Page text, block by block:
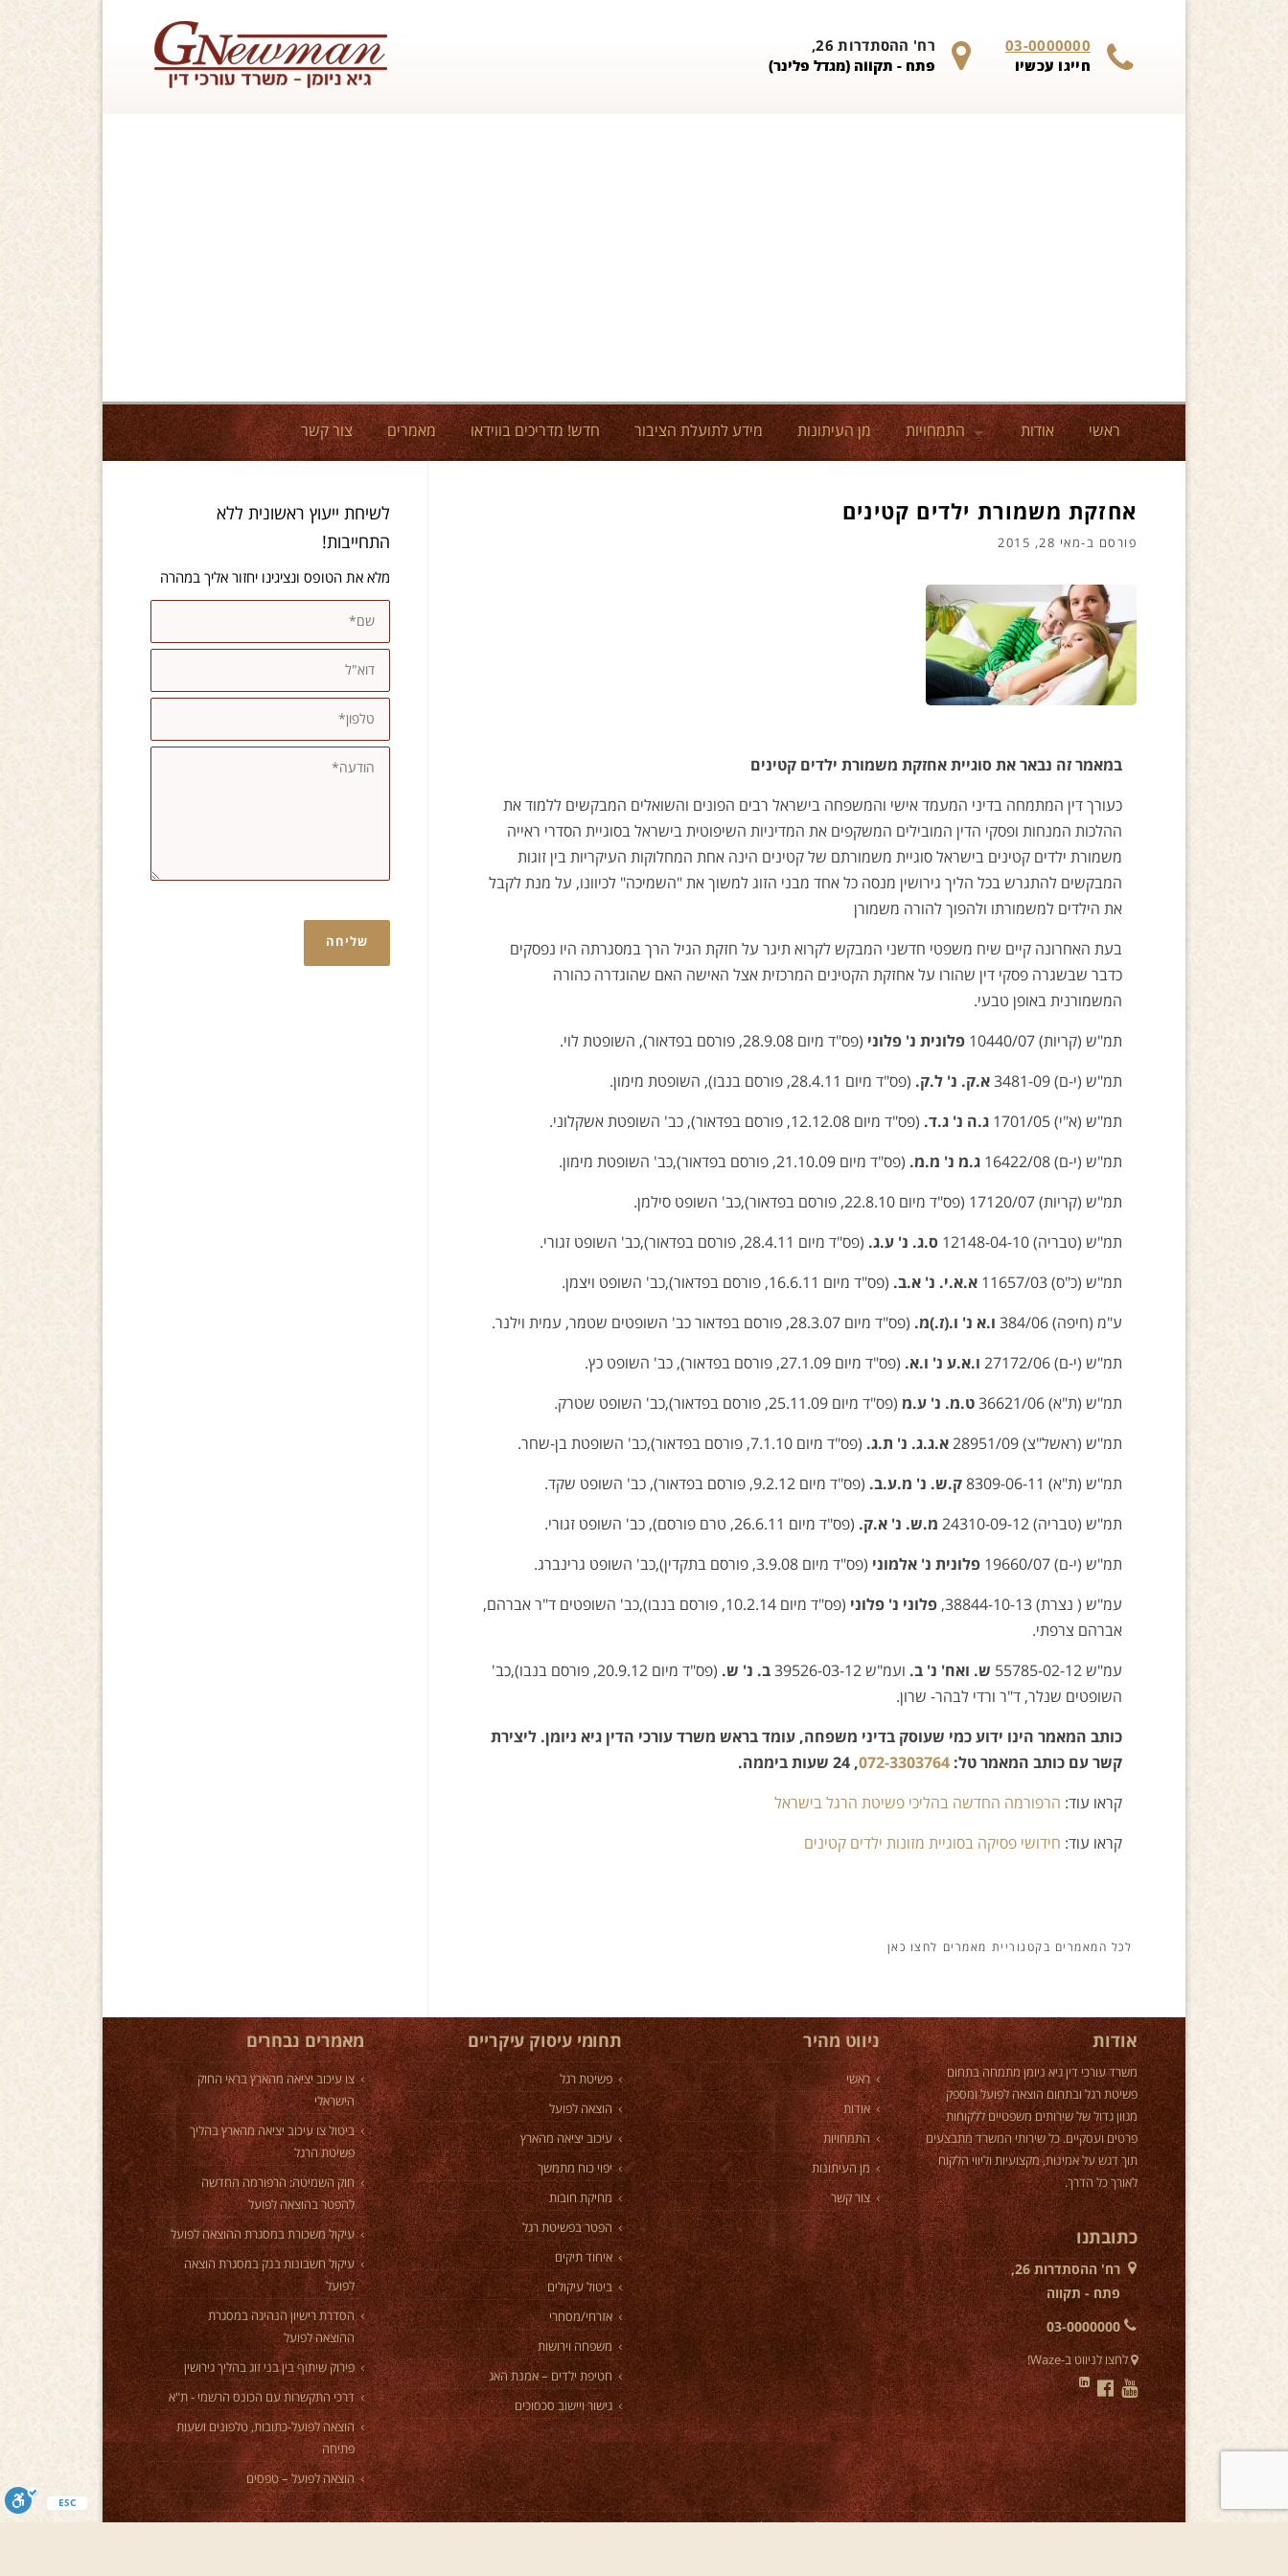
רח' ההסתדרות 26,
פתח - תקווה (מגדל פלינר)
03-0000000
חייגו עכשיו
ראשי אודות התמחויות מן העיתונות מידע לתועלת הציבור חדש! מדריכים בווידאו מאמרים צור קשר
אחזקת משמורת ילדים קטינים
פורסם ב-מאי 28, 2015
במאמר זה נבאר את סוגיית אחזקת משמורת ילדים קטינים
כעורך דין המתמחה בדיני המעמד אישי והמשפחה בישראל רבים הפונים והשואלים המבקשים ללמוד את
ההלכות המנחות ופסקי הדין המובילים המשקפים את המדיניות השיפוטית בישראל בסוגיית הסדרי ראייה
משמורת ילדים קטינים בישראל סוגיית משמורתם של קטינים הינה אחת המחלוקות העיקריות בין זוגות
המבקשים להתגרש בכל הליך גירושין מנסה כל אחד מבני הזוג למשוך את "השמיכה" לכיוונו, על מנת לקבל
את הילדים למשמורתו ולהפוך להורה משמורן
בעת האחרונה קיים שיח משפטי חדשני המבקש לקרוא תיגר על חזקת הגיל הרך במסגרתה היו נפסקים
כדבר שבשגרה פסקי דין שהורו על אחזקת הקטינים המרכזית אצל האישה האם שהוגדרה כהורה
המשמורנית באופן טבעי.
תמ"ש (קריות) 10440/07 פלונית נ' פלוני (פס"ד מיום 28.9.08, פורסם בפדאור), השופטת לוי.
תמ"ש (י-ם) 3481-09 א.ק. נ' ל.ק. (פס"ד מיום 28.4.11, פורסם בנבו), השופטת מימון.
תמ"ש (א"י) 1701/05 ג.ה נ' ג.ד. (פס"ד מיום 12.12.08, פורסם בפדאור), כב' השופטת אשקלוני.
תמ"ש (י-ם) 16422/08 ג.מ נ' מ.מ. (פס"ד מיום 21.10.09, פורסם בפדאור),כב' השופטת מימון.
תמ"ש (קריות) 17120/07 (פס"ד מיום 22.8.10, פורסם בפדאור),כב' השופט סילמן.
תמ"ש (טבריה) 12148-04-10 ס.ג. נ' ע.ג. (פס"ד מיום 28.4.11, פורסם בפדאור),כב' השופט זגורי.
תמ"ש (כ"ס) 11657/03 א.א.י. נ' א.ב. (פס"ד מיום 16.6.11, פורסם בפדאור),כב' השופט ויצמן.
ע"מ (חיפה) 384/06 ו.א נ' ו.(ז.)מ. (פס"ד מיום 28.3.07, פורסם בפדאור כב' השופטים שטמר, עמית וילנר.
תמ"ש (י-ם) 27172/06 ו.א.ע נ' ו.א. (פס"ד מיום 27.1.09, פורסם בפדאור), כב' השופט כץ.
תמ"ש (ת"א) 36621/06 ט.מ. נ' ע.מ (פס"ד מיום 25.11.09, פורסם בפדאור),כב' השופט שטרק.
תמ"ש (ראשל"צ) 28951/09 א.ג.ג. נ' ת.ג. (פס"ד מיום 7.1.10, פורסם בפדאור),כב' השופטת בן-שחר.
תמ"ש (ת"א) 8309-06-11 ק.ש. נ' מ.ע.ב. (פס"ד מיום 9.2.12, פורסם בפדאור), כב' השופט שקד.
תמ"ש (טבריה) 24310-09-12 מ.ש. נ' א.ק. (פס"ד מיום 26.6.11, טרם פורסם), כב' השופט זגורי.
תמ"ש (י-ם) 19660/07 פלונית נ' אלמוני (פס"ד מיום 3.9.08, פורסם בתקדין),כב' השופט גרינברג.
עמ"ש ( נצרת) 38844-10-13, פלוני נ' פלוני
(פס"ד מיום 10.2.14, פורסם בנבו),כב' השופטים ד"ר אברהם,
אברהם צרפתי.
עמ"ש 55785-02-12 ש. ואח' נ' ב. ועמ"ש 39526-03-12 ב. נ' ש.
(פס"ד מיום 20.9.12, פורסם בנבו),כב'
השופטים שנלר, ד"ר ורדי לבהר- שרון.
כותב המאמר הינו ידוע כמי שעוסק בדיני משפחה, עומד בראש משרד עורכי הדין גיא ניומן. ליצירת
קשר עם כותב המאמר טל: 072-3303764, 24 שעות ביממה.
קראו עוד: הרפורמה החדשה בהליכי פשיטת הרגל בישראל
קראו עוד: חידושי פסיקה בסוגיית מזונות ילדים קטינים
מאמרים
לשיחת ייעוץ ראשונית ללא
התחייבות!
מלא את הטופס ונציגינו יחזור אליך במהרה
מאמרים נבחרים
צו עיכוב יציאה מהארץ בראי החוק
הישראלי
ביטול צו עיכוב יציאה מהארץ בהליך
פשיטת הרגל
חוק השמיטה: הרפורמה החדשה
להפטר בהוצאה לפועל
עיקול משכורת במסגרת ההוצאה לפועל
עיקול חשבונות בנק במסגרת הוצאה
לפועל
הסדרת רישיון הנהיגה במסגרת
ההוצאה לפועל
פירוק שיתוף בין בני זוג בהליך גירושין
דרכי התקשרות עם הכונס הרשמי - ת"א
הוצאה לפועל-כתובות, טלפונים ושעות
פתיחה
הוצאה לפועל – טפסים
תחומי עיסוק עיקריים
פשיטת רגל
הוצאה לפועל
עיכוב יציאה מהארץ
יפוי כוח מתמשך
מחיקת חובות
הפטר בפשיטת רגל
איחוד תיקים
ביטול עיקולים
אזרחי/מסחרי
משפחה וירושות
חטיפת ילדים – אמנת האג
גישור ויישוב סכסוכים
ניווט מהיר
ראשי
אודות
התמחויות
מן העיתונות
צור קשר
אודות
משרד עורכי דין גיא ניומן מתמחה בתחום
פשיטת רגל ובתחום הוצאה לפועל ומספק
מגוון גדול של שירותים משפטיים ללקוחות
פרטים ועסקיים. כל שירותי המשרד מתבצעים
תוך דגש על אמינות, מקצועיות וליווי הלקוח
לאורך כל הדרך.
כתובתנו
רח' ההסתדרות 26,
פתח - תקווה
03-0000000
לחצו לניווט ב-Waze!
מחפשיםנערות ליווי בפתח תקווה
ברמה גבוהה ובדיסקרטיות מלאה? באתר rai.co.il תמצאו מגוון רחב של אפשרויות, פרופילים מעודכנים ושירות איכותי בהתאמה אישית. | מחפשים נערות ליווי 24 שעות בפתח
ESC